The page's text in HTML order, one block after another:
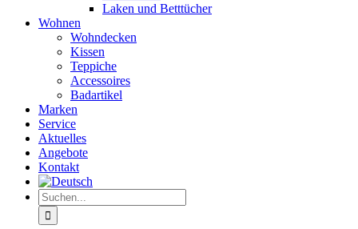
Laken und Betttücher
Wohnen
Wohndecken
Kissen
Teppiche
Accessoires
Badartikel
Marken
Service
Aktuelles
Angebote
Kontakt
Suche
nach: